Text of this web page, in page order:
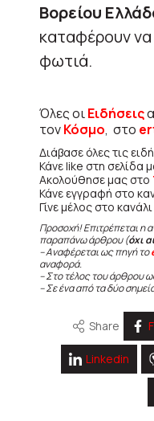
Βορείου
καταφέρουν
φωτιά.
Όλες οιΕιδήσεις
τονΚόσμο, στο
Διάβασε όλες τις
Κάνε like στη σελίδα
Ακολούθησε μας στο
Κάνε εγγραφή στο
Γίνε μέλος στο
Προσοχή! Επιτρέπεται η
παραπάνω άρθρου (όχι
– Αναφέρεται ως πηγή το
αναφορά.
– Στο τέλος του άρθρου
– Σε ένα από τα δύο
Share
Linkedin